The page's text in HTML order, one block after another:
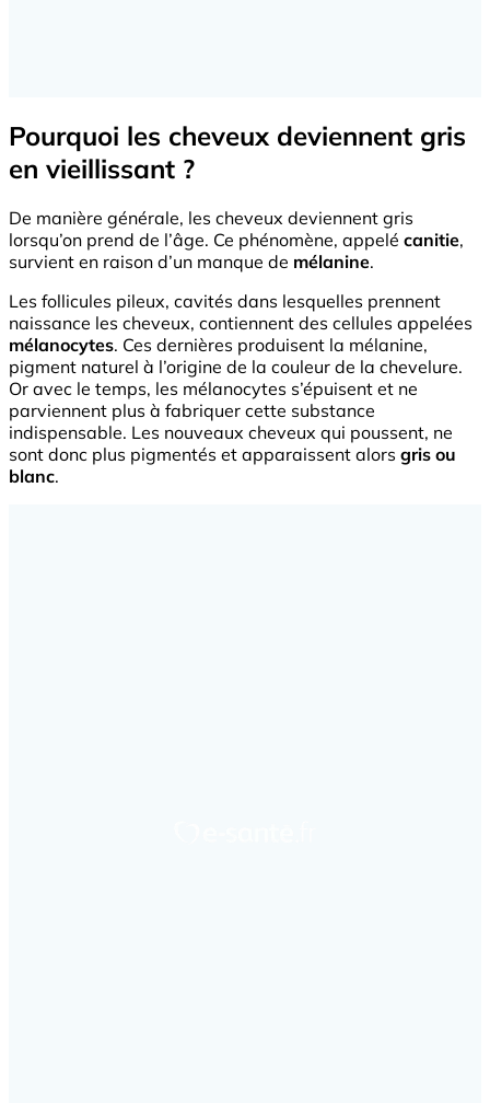
Pourquoi les cheveux deviennent gris
en vieillissant ?
De manière générale, les cheveux deviennent gris
lorsqu’on prend de l’âge. Ce phénomène, appelé canitie,
survient en raison d’un manque de mélanine.
Les follicules pileux, cavités dans lesquelles prennent
naissance les cheveux, contiennent des cellules appelées
mélanocytes. Ces dernières produisent la mélanine,
pigment naturel à l’origine de la couleur de la chevelure.
Or avec le temps, les mélanocytes s’épuisent et ne
parviennent plus à fabriquer cette substance
indispensable. Les nouveaux cheveux qui poussent, ne
sont donc plus pigmentés et apparaissent alors gris ou
blanc.